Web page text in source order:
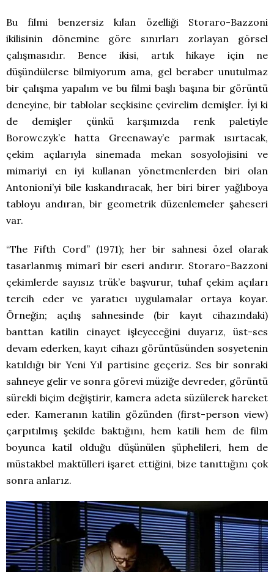
Bu filmi benzersiz kılan özelliği Storaro-Bazzoni
ikilisinin dönemine göre sınırları zorlayan görsel
çalışmasıdır. Bence ikisi, artık hikaye için ne
düşündülerse bilmiyorum ama, gel beraber unutulmaz
bir çalışma yapalım ve bu filmi başlı başına bir görüntü
deneyine, bir tablolar seçkisine çevirelim demişler. İyi ki
de demişler çünkü karşımızda renk paletiyle
Borowczyk’e hatta Greenaway’e parmak ısırtacak,
çekim açılarıyla sinemada mekan sosyolojisini ve
mimariyi en iyi kullanan yönetmenlerden biri olan
Antonioni’yi bile kıskandıracak, her biri birer yağlıboya
tabloyu andıran, bir geometrik düzenlemeler şaheseri
var.
“The Fifth Cord” (1971); her bir sahnesi özel olarak
tasarlanmış mimarî bir eseri andırır. Storaro-Bazzoni
çekimlerde sayısız trük’e başvurur, tuhaf çekim açıları
tercih eder ve yaratıcı uygulamalar ortaya koyar.
Örneğin; açılış sahnesinde (bir kayıt cihazındaki)
banttan katilin cinayet işleyeceğini duyarız, üst-ses
devam ederken, kayıt cihazı görüntüsünden sosyetenin
katıldığı bir Yeni Yıl partisine geçeriz. Ses bir sonraki
sahneye gelir ve sonra görevi müziğe devreder, görüntü
sürekli biçim değiştirir, kamera adeta süzülerek hareket
eder. Kameranın katilin gözünden (first-person view)
çarpıtılmış şekilde baktığını, hem katili hem de film
boyunca katil olduğu düşünülen şüphelileri, hem de
müstakbel maktülleri işaret ettiğini, bize tanıttığını çok
sonra anlarız.